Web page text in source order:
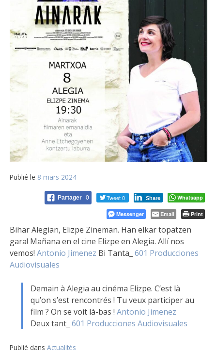
Publié le 8 mars 2024
Partager 0 Tweet 0 Share Whatsapp
Messenger Email Print
Bihar Alegian, Elizpe Zineman. Han elkar topatzen
gara! Mañana en el cine Elizpe en Alegia. Allí nos
vemos! Antonio Jimenez Bi Tanta_ 601 Producciones
Audiovisuales
Demain à Alegia au cinéma Elizpe. C’est là
qu’on s’est rencontrés ! Tu veux participer au
film ? On se voit là-bas ! Antonio Jimenez
Deux tant_ 601 Producciones Audiovisuales
Publié dans Actualités